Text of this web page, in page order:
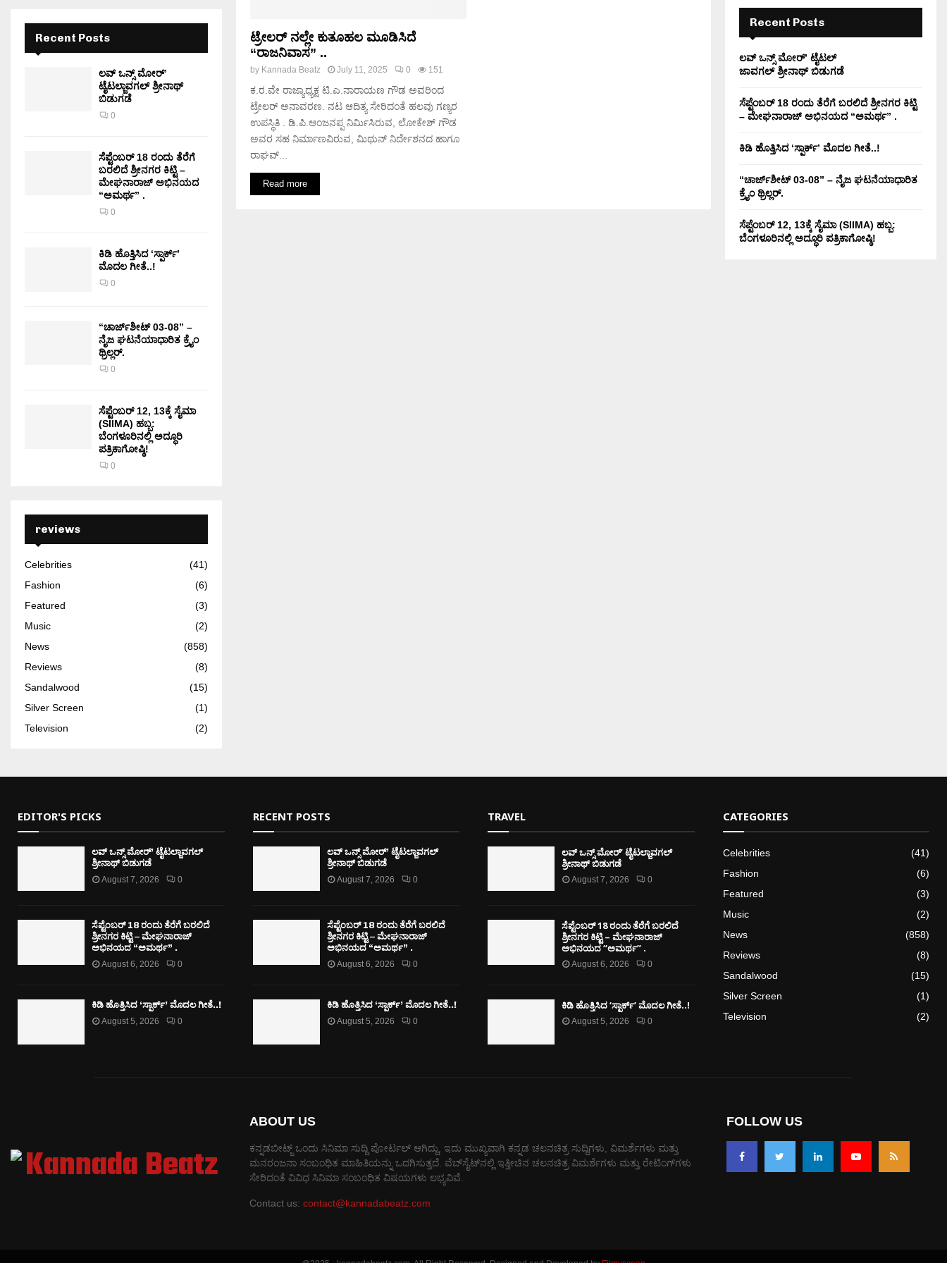
ಟ್ರೇಲರ್ ನಲ್ಲೇ ಕುತೂಹಲ ಮೂಡಿಸಿದೆ
“ರಾಜನಿವಾಸ” ..
by Kannada Beatz July 11, 2025 0 151
ಕ.ರ.ವೇ ರಾಜ್ಯಾಧ್ಯಕ್ಷ ಟಿ.ಎ.ನಾರಾಯಣ ಗೌಡ ಅವರಿಂದ
ಟ್ರೇಲರ್ ಅನಾವರಣ. ನಟ ಆದಿತ್ಯ ಸೇರಿದಂತೆ ಹಲವು ಗಣ್ಯರ
ಉಪಸ್ಥಿತಿ . ಡಿ.ಪಿ.ಆಂಜನಪ್ಪ ನಿರ್ಮಿಸಿರುವ, ಲೋಕೇಶ್ ಗೌಡ
ಅವರ ಸಹ ನಿರ್ಮಾಣವಿರುವ, ಮಿಥುನ್ ನಿರ್ದೇಶನದ ಹಾಗೂ
ರಾಘವ್...
Read more
Recent Posts
ಲವ್ ಒನ್ಸ್ ಮೋರ್’
ಟೈಟಲ್ಜಾವಗಲ್ ಶ್ರೀನಾಥ್
ಬಿಡುಗಡೆ
0
ಸೆಪ್ಟೆಂಬರ್ 18 ರಂದು ತೆರೆಗೆ
ಬರಲಿದೆ ಶ್ರೀನಗರ ಕಿಟ್ಟಿ –
ಮೇಘನಾರಾಜ್ ಅಭಿನಯದ
“ಅಮರ್ಥ” .
0
ಕಿಡಿ‌‌ ಹೊತ್ತಿಸಿದ ‘ಸ್ಪಾರ್ಕ್’
ಮೊದಲ‌ ಗೀತೆ..!
0
“ಚಾರ್ಜ್‌ಶೀಟ್ 03-08” –
ನೈಜ ಘಟನೆಯಾಧಾರಿತ ಕ್ರೈಂ
ಥ್ರಿಲ್ಲರ್.
0
ಸೆಪ್ಟೆಂಬರ್ 12, 13ಕ್ಕೆ ಸೈಮಾ
(SIIMA) ಹಬ್ಬ:
ಬೆಂಗಳೂರಿನಲ್ಲಿ ಅದ್ಧೂರಿ
ಪತ್ರಿಕಾಗೋಷ್ಠಿ!
0
reviews
Celebrities
(41)
Fashion
(6)
Featured
(3)
Music
(2)
News
(858)
Reviews
(8)
Sandalwood
(15)
Silver Screen
(1)
Television
(2)
Recent Posts
ಲವ್ ಒನ್ಸ್ ಮೋರ್’ ಟೈಟಲ್
ಜಾವಗಲ್ ಶ್ರೀನಾಥ್ ಬಿಡುಗಡೆ
ಸೆಪ್ಟೆಂಬರ್ 18 ರಂದು ತೆರೆಗೆ ಬರಲಿದೆ ಶ್ರೀನಗರ ಕಿಟ್ಟಿ
– ಮೇಘನಾರಾಜ್ ಅಭಿನಯದ “ಅಮರ್ಥ” .
ಕಿಡಿ‌‌ ಹೊತ್ತಿಸಿದ ‘ಸ್ಪಾರ್ಕ್’ ಮೊದಲ‌ ಗೀತೆ..!
“ಚಾರ್ಜ್‌ಶೀಟ್ 03-08” – ನೈಜ ಘಟನೆಯಾಧಾರಿತ
ಕ್ರೈಂ ಥ್ರಿಲ್ಲರ್.
ಸೆಪ್ಟೆಂಬರ್ 12, 13ಕ್ಕೆ ಸೈಮಾ (SIIMA) ಹಬ್ಬ:
ಬೆಂಗಳೂರಿನಲ್ಲಿ ಅದ್ಧೂರಿ ಪತ್ರಿಕಾಗೋಷ್ಠಿ!
EDITOR'S PICKS
ಲವ್ ಒನ್ಸ್ ಮೋರ್’ ಟೈಟಲ್ಜಾವಗಲ್
ಶ್ರೀನಾಥ್ ಬಿಡುಗಡೆ
August 7, 2026 0
ಸೆಪ್ಟೆಂಬರ್ 18 ರಂದು ತೆರೆಗೆ ಬರಲಿದೆ
ಶ್ರೀನಗರ ಕಿಟ್ಟಿ – ಮೇಘನಾರಾಜ್
ಅಭಿನಯದ “ಅಮರ್ಥ” .
August 6, 2026 0
ಕಿಡಿ‌‌ ಹೊತ್ತಿಸಿದ ‘ಸ್ಪಾರ್ಕ್’ ಮೊದಲ‌ ಗೀತೆ..!
August 5, 2026 0
RECENT POSTS
ಲವ್ ಒನ್ಸ್ ಮೋರ್’ ಟೈಟಲ್ಜಾವಗಲ್
ಶ್ರೀನಾಥ್ ಬಿಡುಗಡೆ
August 7, 2026 0
ಸೆಪ್ಟೆಂಬರ್ 18 ರಂದು ತೆರೆಗೆ ಬರಲಿದೆ
ಶ್ರೀನಗರ ಕಿಟ್ಟಿ – ಮೇಘನಾರಾಜ್
ಅಭಿನಯದ “ಅಮರ್ಥ” .
August 6, 2026 0
ಕಿಡಿ‌‌ ಹೊತ್ತಿಸಿದ ‘ಸ್ಪಾರ್ಕ್’ ಮೊದಲ‌ ಗೀತೆ..!
August 5, 2026 0
TRAVEL
ಲವ್ ಒನ್ಸ್ ಮೋರ್’ ಟೈಟಲ್ಜಾವಗಲ್
ಶ್ರೀನಾಥ್ ಬಿಡುಗಡೆ
August 7, 2026 0
ಸೆಪ್ಟೆಂಬರ್ 18 ರಂದು ತೆರೆಗೆ ಬರಲಿದೆ
ಶ್ರೀನಗರ ಕಿಟ್ಟಿ – ಮೇಘನಾರಾಜ್
ಅಭಿನಯದ “ಅಮರ್ಥ” .
August 6, 2026 0
ಕಿಡಿ‌‌ ಹೊತ್ತಿಸಿದ ‘ಸ್ಪಾರ್ಕ್’ ಮೊದಲ‌ ಗೀತೆ..!
August 5, 2026 0
CATEGORIES
Celebrities
(41)
Fashion
(6)
Featured
(3)
Music
(2)
News
(858)
Reviews
(8)
Sandalwood
(15)
Silver Screen
(1)
Television
(2)
ABOUT US
ಕನ್ನಡಬೀಟ್ಜ್ ಒಂದು ಸಿನಿಮಾ ಸುದ್ದಿ ಪೋರ್ಟಲ್ ಆಗಿದ್ದು, ಇದು ಮುಖ್ಯವಾಗಿ ಕನ್ನಡ ಚಲನಚಿತ್ರ ಸುದ್ದಿಗಳು, ವಿಮರ್ಶೆಗಳು ಮತ್ತು
ಮನರಂಜನಾ ಸಂಬಂಧಿತ ಮಾಹಿತಿಯನ್ನು ಒದಗಿಸುತ್ತದೆ. ವೆಬ್‌ಸೈಟ್‌ನಲ್ಲಿ ಇತ್ತೀಚಿನ ಚಲನಚಿತ್ರ ವಿಮರ್ಶೆಗಳು ಮತ್ತು ರೇಟಿಂಗ್‌ಗಳು
ಸೇರಿದಂತೆ ವಿವಿಧ ಸಿನಿಮಾ ಸಂಬಂಧಿತ ವಿಷಯಗಳು ಲಭ್ಯವಿವೆ.
Contact us: contact@kannadabeatz.com
FOLLOW US